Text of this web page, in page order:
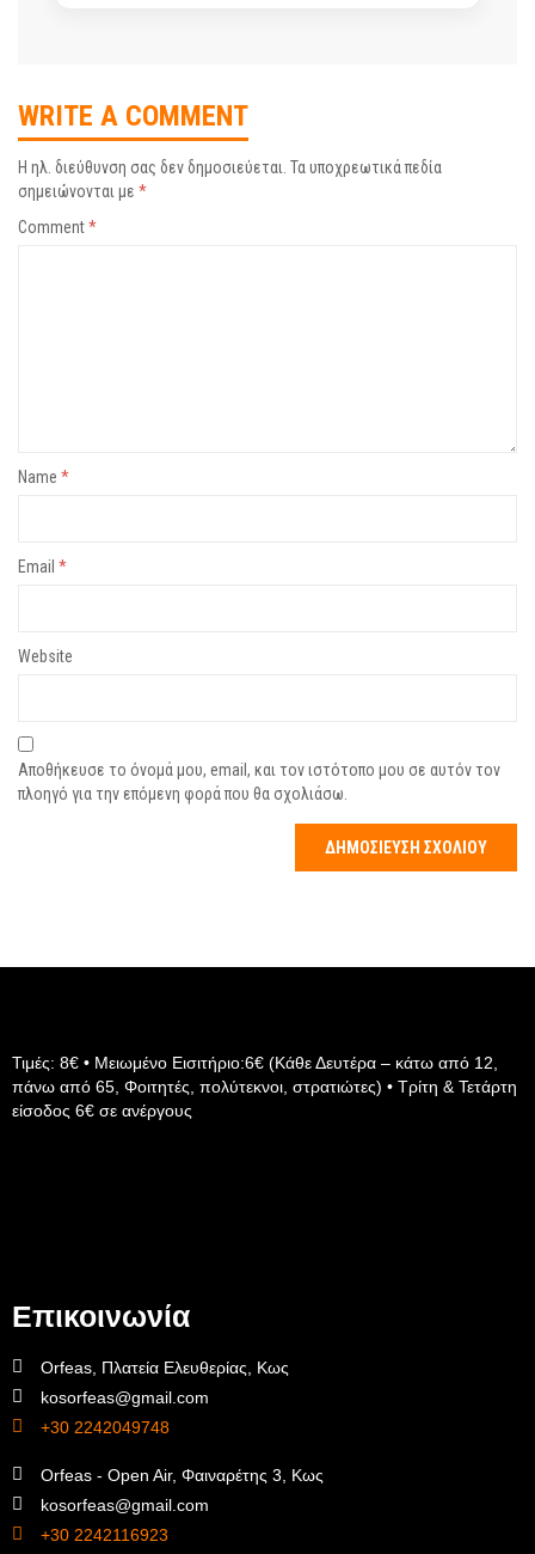
WRITE A COMMENT
Η ηλ. διεύθυνση σας δεν δημοσιεύεται. Τα υποχρεωτικά πεδία
σημειώνονται με *
Comment*
Name *
Email *
Website
Αποθήκευσε το όνομά μου, email, και τον ιστότοπο μου σε αυτόν τον
πλοηγό για την επόμενη φορά που θα σχολιάσω.
Τιμές: 8€ • Μειωμένο Εισιτήριο:6€ (Κάθε Δευτέρα – κάτω από 12,
πάνω από 65, Φοιτητές, πολύτεκνοι, στρατιώτες) • Τρίτη & Τετάρτη
είσοδος 6€ σε ανέργους
Επικοινωνία
Orfeas, Πλατεία Ελευθερίας, Κως
kosorfeas@gmail.com
+30 2242049748
Orfeas - Open Air, Φαιναρέτης 3, Κως
kosorfeas@gmail.com
+30 2242116923